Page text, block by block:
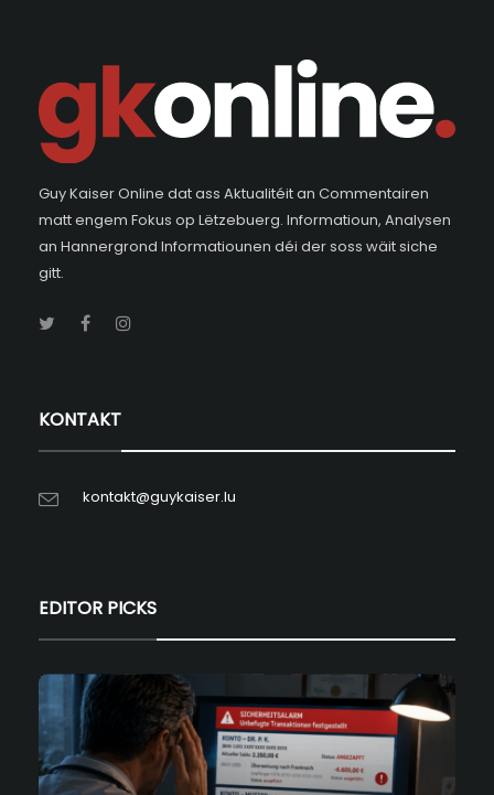
Guy Kaiser Online dat ass Aktualitéit an Commentairen
matt engem Fokus op Lëtzebuerg. Informatioun, Analysen
an Hannergrond Informatiounen déi der soss wäit siche
gitt.
KONTAKT
kontakt@guykaiser.lu
EDITOR PICKS